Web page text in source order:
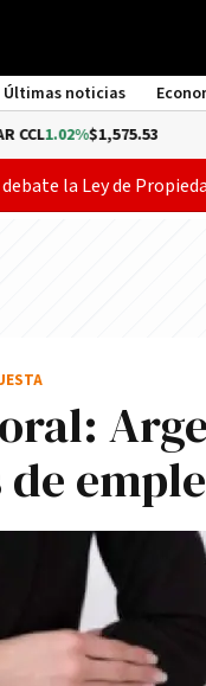
Últimas noticias
$1,575.53
debate la Ley de